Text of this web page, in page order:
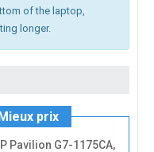
of the laptop,
longer.
prix
Pavilion G7-1175CA,